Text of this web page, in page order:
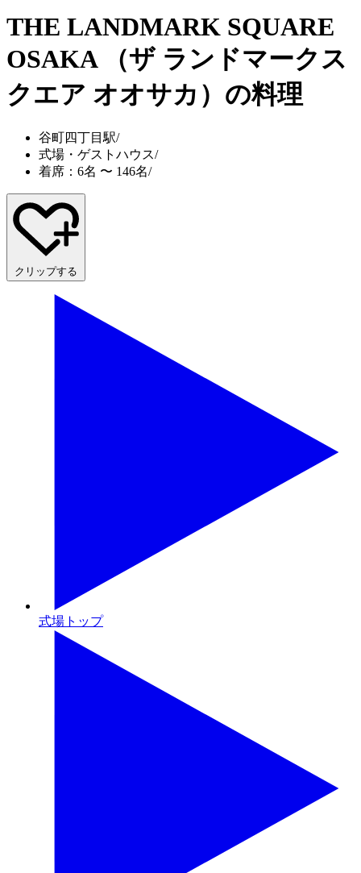
THE LANDMARK SQUARE
OSAKA （ザ ランドマークス
クエア オオサカ） の料理
谷町四丁目駅/
式場・ゲストハウス/
着席：6名 〜 146名/
クリップする
式場トップ